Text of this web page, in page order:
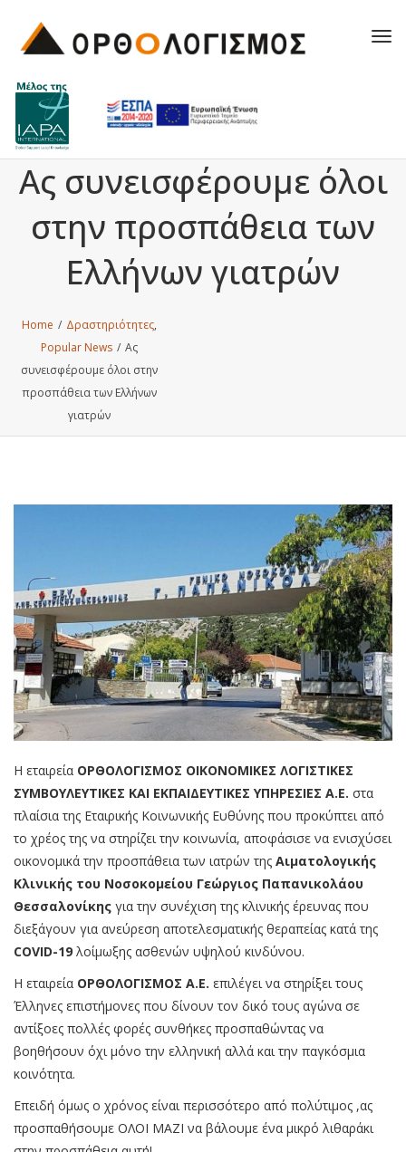
Ας συνεισφέρουμε όλοι
στην προσπάθεια των
Ελλήνων γιατρών
Home / Δραστηριότητες,
Popular News / Ας
συνεισφέρουμε όλοι στην
προσπάθεια των Ελλήνων
γιατρών
Η εταιρεία ΟΡΘΟΛΟΓΙΣΜΟΣ ΟΙΚΟΝΟΜΙΚΕΣ ΛΟΓΙΣΤΙΚΕΣ
ΣΥΜΒΟΥΛΕΥΤΙΚΕΣ ΚΑΙ ΕΚΠΑΙΔΕΥΤΙΚΕΣ ΥΠΗΡΕΣΙΕΣ Α.Ε. στα
πλαίσια της Εταιρικής Κοινωνικής Ευθύνης που προκύπτει από
το χρέος της να στηρίζει την κοινωνία, αποφάσισε να ενισχύσει
οικονομικά την προσπάθεια των ιατρών της Αιματολογικής
Κλινικής του Νοσοκομείου Γεώργιος Παπανικολάου
Θεσσαλονίκης για την συνέχιση της κλινικής έρευνας που
διεξάγουν για ανεύρεση αποτελεσματικής θεραπείας κατά της
COVID-19 λοίμωξης ασθενών υψηλού κινδύνου.
Η εταιρεία ΟΡΘΟΛΟΓΙΣΜΟΣ Α.Ε. επιλέγει να στηρίξει τους
Έλληνες επιστήμονες που δίνουν τον δικό τους αγώνα σε
αντίξοες πολλές φορές συνθήκες προσπαθώντας να
βοηθήσουν όχι μόνο την ελληνική αλλά και την παγκόσμια
κοινότητα.
Επειδή όμως ο χρόνος είναι περισσότερο από πολύτιμος ,ας
προσπαθήσουμε ΟΛΟΙ ΜΑΖΙ να βάλουμε ένα μικρό λιθαράκι